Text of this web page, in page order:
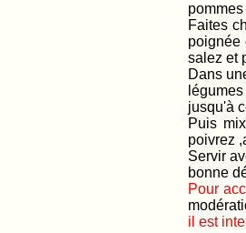
Faites
poignée
salez et
Dans
jusqu'à
Puis
poivrez
Servir
bonne
Pour
il est